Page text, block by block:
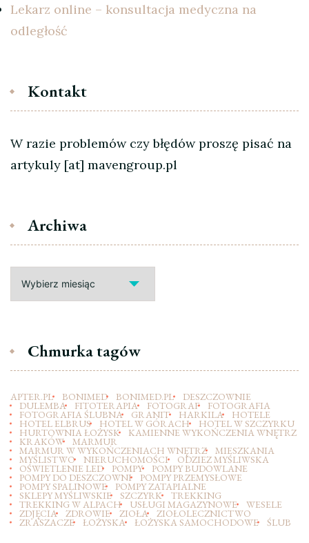
Lekarz online – konsultacja medyczna na
odległość
Kontakt
W razie problemów czy błędów proszę pisać na
artykuly [at] mavengroup.pl
Archiwa
Chmurka tagów
APTER.PL BONIMED BONIMED.PL DESZCZOWNIE
DULEMBA FITOTERAPIA FOTOGRAF FOTOGRAFIA
FOTOGRAFIA ŚLUBNA GRANIT HARKILA HOTELE
HOTEL ELBRUS HOTEL W GÓRACH HOTEL W SZCZYRKU
HURTOWNIA ŁOŻYSK KAMIENNE WYKOŃCZENIA WNĘTRZ
KRAKÓW MARMUR
MARMUR W WYKOŃCZENIACH WNĘTRZ MIESZKANIA
MYŚLISTWO NIERUCHOMOŚCI ODZIEZ MYŚLIWSKA
OŚWIETLENIE LED POMPY POMPY BUDOWLANE
POMPY DO DESZCZOWNI POMPY PRZEMYSŁOWE
POMPY SPALINOWE POMPY ZATAPIALNE
SKLEPY MYŚLIWSKIE SZCZYRK TREKKING
TREKKING W ALPACH USŁUGI MAGAZYNOWE WESELE
ZDJĘCIA ZDROWIE ZIOŁA ZIOŁOLECZNICTWO
ZRASZACZE ŁOŻYSKA ŁOŻYSKA SAMOCHODOWE ŚLUB